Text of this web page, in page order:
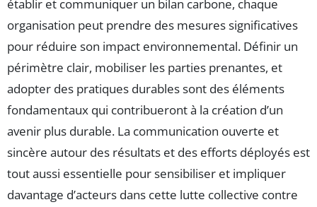
établir et communiquer un bilan carbone, chaque
organisation peut prendre des mesures significatives
pour réduire son impact environnemental. Définir un
périmètre clair, mobiliser les parties prenantes, et
adopter des pratiques durables sont des éléments
fondamentaux qui contribueront à la création d’un
avenir plus durable. La communication ouverte et
sincère autour des résultats et des efforts déployés est
tout aussi essentielle pour sensibiliser et impliquer
davantage d’acteurs dans cette lutte collective contre